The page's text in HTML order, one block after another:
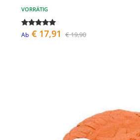
VORRÄTIG
Ab € 17,91 € 19,90